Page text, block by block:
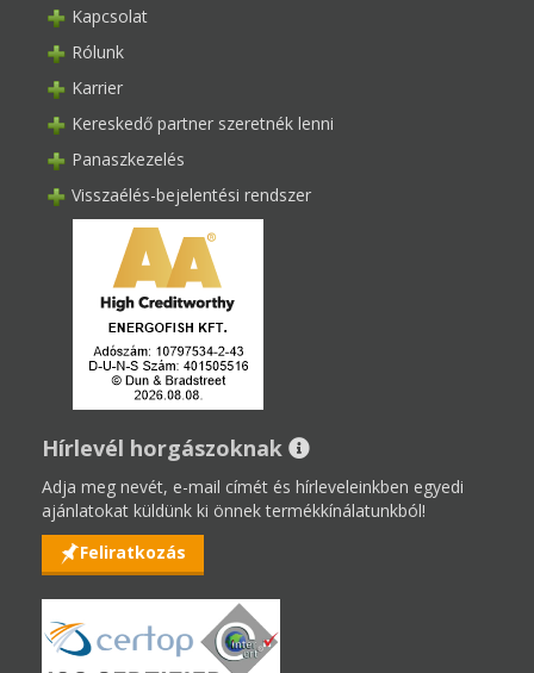
Kapcsolat
Rólunk
Karrier
Kereskedő partner szeretnék lenni
Panaszkezelés
Visszaélés-bejelentési rendszer
Hírlevél horgászoknak
Adja meg nevét, e-mail címét és hírleveleinkben egyedi
ajánlatokat küldünk ki önnek termékkínálatunkból!
Feliratkozás